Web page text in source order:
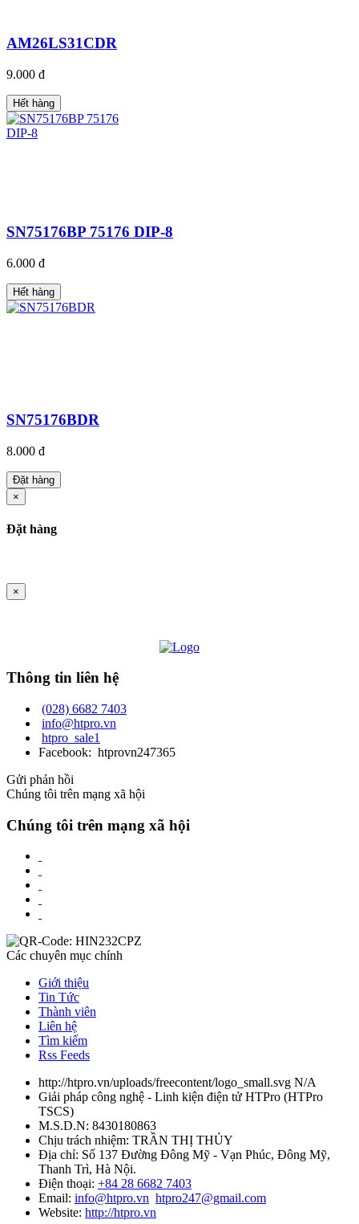
AM26LS31CDR
9.000 đ
Hết hàng
SN75176BP 75176 DIP-8
6.000 đ
Hết hàng
SN75176BDR
8.000 đ
Đặt hàng
×
Đặt hàng
×
Thông tin liên hệ
(028) 6682 7403
info@htpro.vn
htpro_sale1
Facebook: htprovn247365
Gửi phản hồi
Chúng tôi trên mạng xã hội
Chúng tôi trên mạng xã hội
Các chuyên mục chính
Giới thiệu
Tin Tức
Thành viên
Liên hệ
Tìm kiếm
Rss Feeds
http://htpro.vn/uploads/freecontent/logo_small.svg N/A
Giải pháp công nghệ - Linh kiện điện tử HTPro (HTPro
TSCS)
M.S.D.N: 8430180863
Chịu trách nhiệm: TRẦN THỊ THỦY
Địa chỉ: Số 137 Đường Đông Mỹ - Vạn Phúc, Đông Mỹ,
Thanh Trì, Hà Nội.
Điện thoại: +84 28 6682 7403
Email: info@htpro.vn htpro247@gmail.com
Website: http://htpro.vn